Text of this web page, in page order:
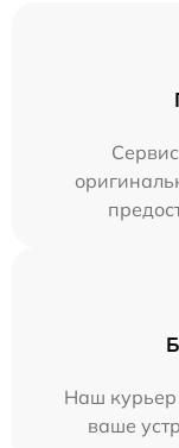
Наш курьер
ваше